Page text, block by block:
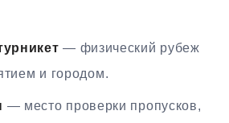
— физический рубеж
и городом.
— место проверки пропусков,